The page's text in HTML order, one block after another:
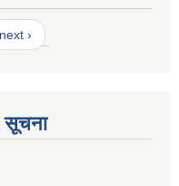
next ›
सूचना